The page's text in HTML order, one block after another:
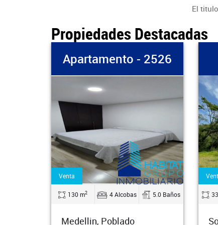
El
Propiedades Destacadas
Terreno - 1990
Venta
33000 m 0 Alcobas 0.0 Baños
Sopetran, Parque Sopetran